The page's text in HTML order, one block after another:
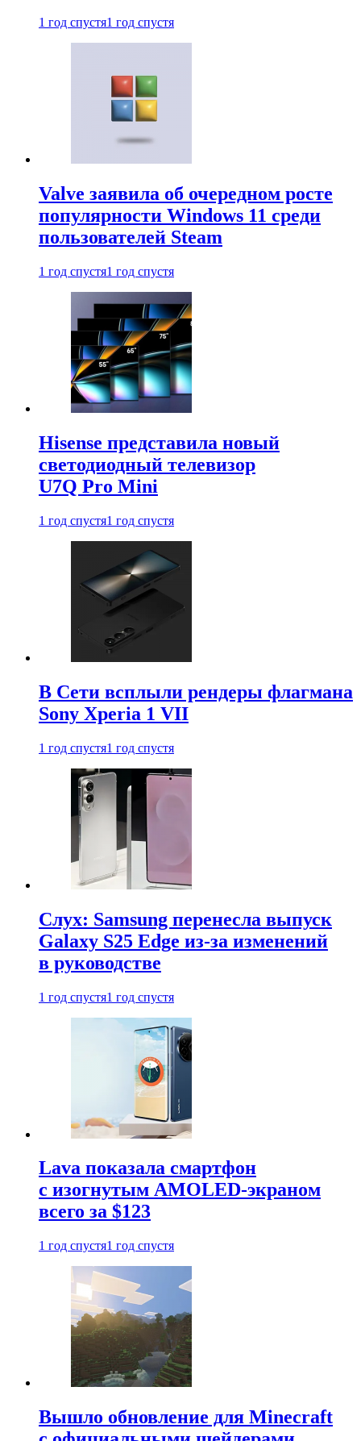
1 год спустя1 год спустя
Valve заявила об очередном росте
популярности Windows 11 среди
пользователей Steam
1 год спустя1 год спустя
Hisense представила новый
светодиодный телевизор
U7Q Pro Mini
1 год спустя1 год спустя
В Сети всплыли рендеры флагмана
Sony Xperia 1 VII
1 год спустя1 год спустя
Слух: Samsung перенесла выпуск
Galaxy S25 Edge из-за изменений
в руководстве
1 год спустя1 год спустя
Lava показала смартфон
с изогнутым AMOLED-экраном
всего за $123
1 год спустя1 год спустя
Вышло обновление для Minecraft